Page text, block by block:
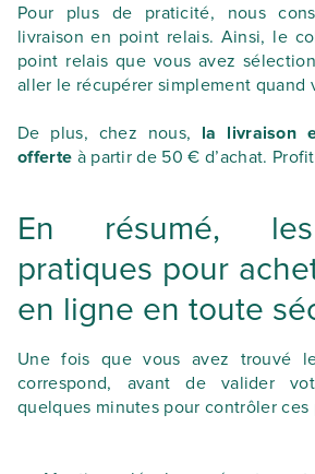
Pour plus de praticité, nous
livraison en point relais. Ainsi, le
point relais que vous avez
aller le récupérer simplement quand
De plus, chez nous, la livraison
offerte à partir de 50 € d’achat.
En résumé,
pratiques pour
en ligne en toute
Une fois que vous avez trouvé
correspond, avant de valider
quelques minutes pour contrôler ces